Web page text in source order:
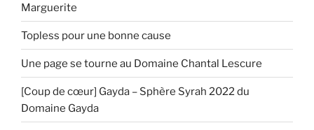
Marguerite
Topless pour une bonne cause
Une page se tourne au Domaine Chantal Lescure
[Coup de cœur] Gayda – Sphère Syrah 2022 du
Domaine Gayda